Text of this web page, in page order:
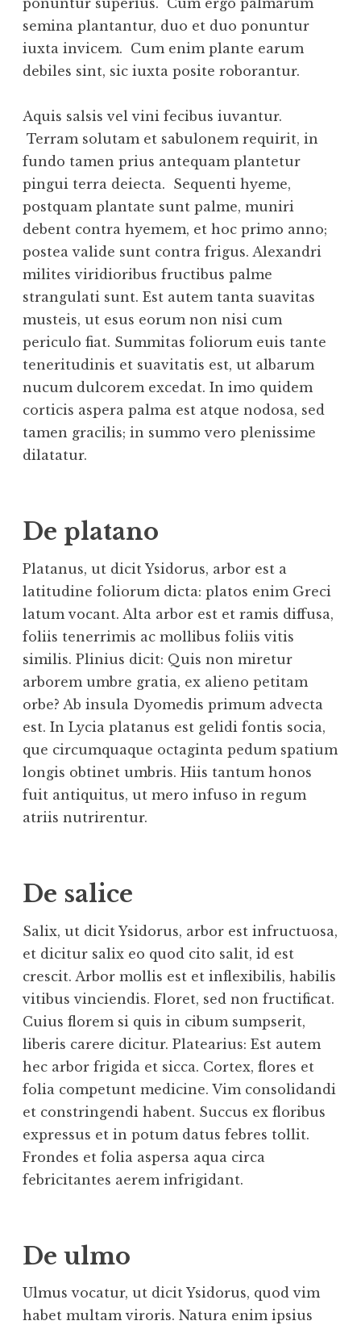
ponuntur superius. Cum ergo palmarum
semina plantantur, duo et duo ponuntur
iuxta invicem. Cum enim plante earum
debiles sint, sic iuxta posite roborantur.
Aquis salsis vel vini fecibus iuvantur.
Terram solutam et sabulonem requirit, in
fundo tamen prius antequam plantetur
pingui terra deiecta. Sequenti hyeme,
postquam plantate sunt palme, muniri
debent contra hyemem, et hoc primo anno;
postea valide sunt contra frigus. Alexandri
milites viridioribus fructibus palme
strangulati sunt. Est autem tanta suavitas
musteis, ut esus eorum non nisi cum
periculo fiat. Summitas foliorum euis tante
teneritudinis et suavitatis est, ut albarum
nucum dulcorem excedat. In imo quidem
corticis aspera palma est atque nodosa, sed
tamen gracilis; in summo vero plenissime
dilatatur.
De platano
Platanus, ut dicit Ysidorus, arbor est a
latitudine foliorum dicta: platos enim Greci
latum vocant. Alta arbor est et ramis diffusa,
foliis tenerrimis ac mollibus foliis vitis
similis. Plinius dicit: Quis non miretur
arborem umbre gratia, ex alieno petitam
orbe? Ab insula Dyomedis primum advecta
est. In Lycia platanus est gelidi fontis socia,
que circumquaque octaginta pedum spatium
longis obtinet umbris. Hiis tantum honos
fuit antiquitus, ut mero infuso in regum
atriis nutrirentur.
De salice
Salix, ut dicit Ysidorus, arbor est infructuosa,
et dicitur salix eo quod cito salit, id est
crescit. Arbor mollis est et inflexibilis, habilis
vitibus vinciendis. Floret, sed non fructificat.
Cuius florem si quis in cibum sumpserit,
liberis carere dicitur. Platearius: Est autem
hec arbor frigida et sicca. Cortex, flores et
folia competunt medicine. Vim consolidandi
et constringendi habent. Succus ex floribus
expressus et in potum datus febres tollit.
Frondes et folia aspersa aqua circa
febricitantes aerem infrigidant.
De ulmo
Ulmus vocatur, ut dicit Ysidorus, quod vim
habet multam viroris. Natura enim ipsius